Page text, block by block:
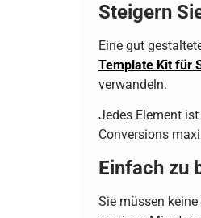
Steigern
Eine gut
Template Kit für
verwandeln.
Jedes Element
Conversions
Einfach zu
Sie müssen